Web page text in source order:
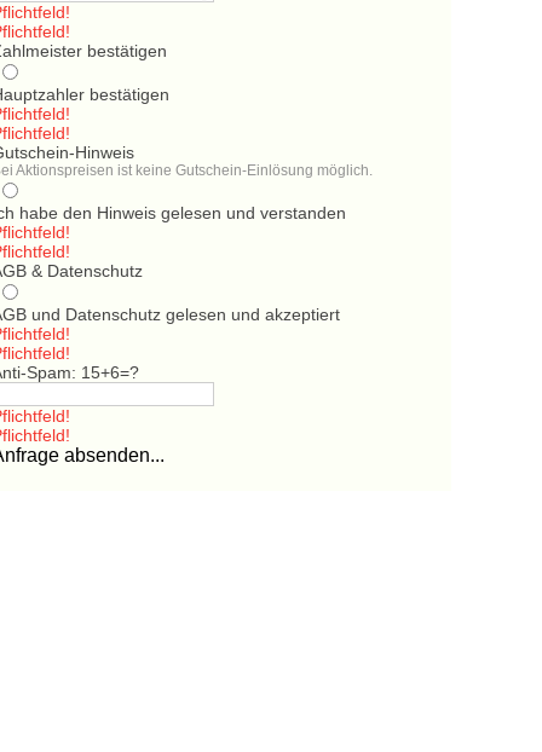
bestätigen
bestätigen
Hinweis
Aktionspreisen ist keine Gutschein-Einlösung möglich.
habe den Hinweis gelesen und verstanden
& Datenschutz
und Datenschutz gelesen und akzeptiert
Spam: 15+6=?
absenden...